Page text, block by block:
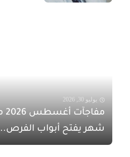
يوليو 30, 2026
شهر يفتح أبواب